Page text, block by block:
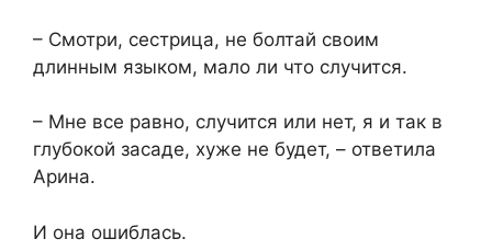
– Смотри, сестрица, не болтай своим
длинным языком, мало ли что случится.
– Мне все равно, случится или нет, я и так в
глубокой засаде, хуже не будет, – ответила
Арина.
И она ошиблась.